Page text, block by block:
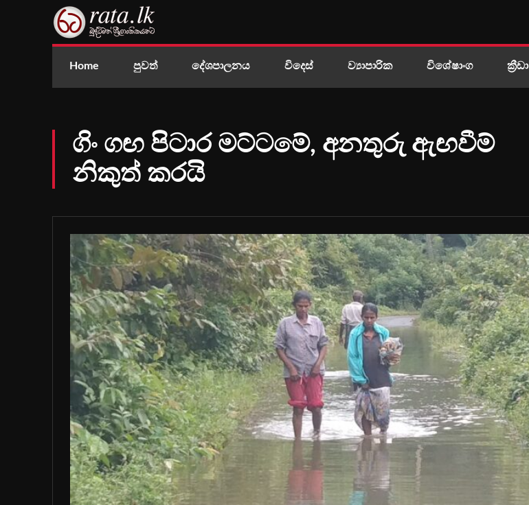
Home පුවත් දේශපාලනය විදෙස් ව්‍යාපාරික විශේෂාංග ක්‍රීඩා
ගිං ගඟ පිටාර මට්ටමේ, අනතුරු ඇඟවීම්
නිකුත් කරයි